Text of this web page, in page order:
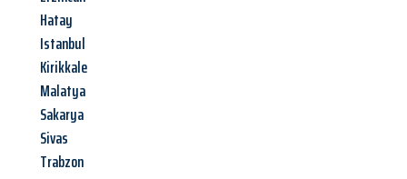
Hatay
Istanbul
Kirikkale
Malatya
Sakarya
Sivas
Trabzon